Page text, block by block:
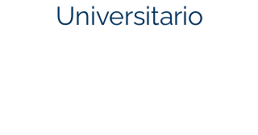
Universitario